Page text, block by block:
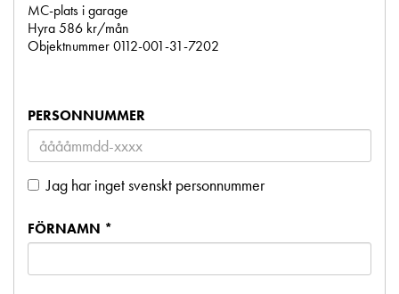
MC-plats i garage
Hyra 586 kr/mån
Objektnummer 0112-001-31-7202
PERSONNUMMER
Jag har inget svenskt personnummer
FÖRNAMN *